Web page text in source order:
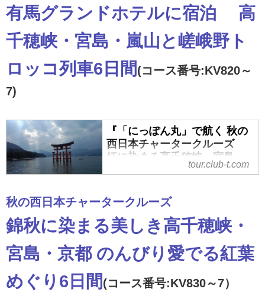
本チャータークルーズ 世界遺産
「仁和寺」ライトアップ貸切拝観6
日間』の紹介をしています。ツア
ー・旅行のお申込ならクラブツー
有馬グランドホテルに宿泊 高
千穂峡・宮島・嵐山と嵯峨野ト
ロッコ列車6日間 (コース番号:KV820～
7)
『「にっぽん丸」で航く 秋の
西日本チャータークルーズ
紅に染まる高千穂峡・宮島・
京都嵐山と嵯峨野トロッコ列
ジ＞｜クラブツーリズム
『「にっぽん丸」で航く 秋の西日
本チャータークルーズ 紅に染ま
る高千穂峡・宮島・京都嵐山と嵯
峨野トロッコ列車6日間』＜プレミ
す。ツアー・旅行のお申込ならク
tour.club-t.com
秋の西日本チャータークルーズ
錦秋に染まる美しき高千穂峡・
宮島・京都 のんびり愛でる紅葉
めぐり6日間 (コース番号:KV830～7）